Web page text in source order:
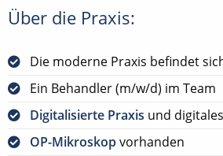
Über die Praxis:
Die moderne Praxis befindet
Ein Behandler (m/w/d) im Team
Digitalisierte Praxis und
OP-Mikroskopvorhanden